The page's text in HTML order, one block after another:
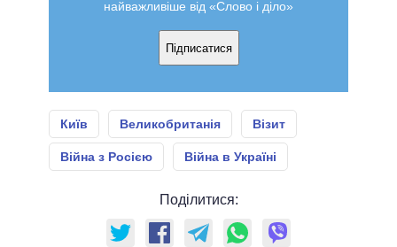
найважливіше від «Слово і діло»
Підписатися
Київ Великобританія Візит
Війна з Росією Війна в Україні
Поділитися: